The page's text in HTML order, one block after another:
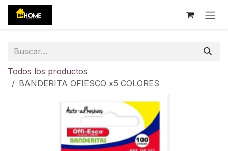
Ir al contenido
Todos los productos
BANDERITA OFIESCO x5 COLORES